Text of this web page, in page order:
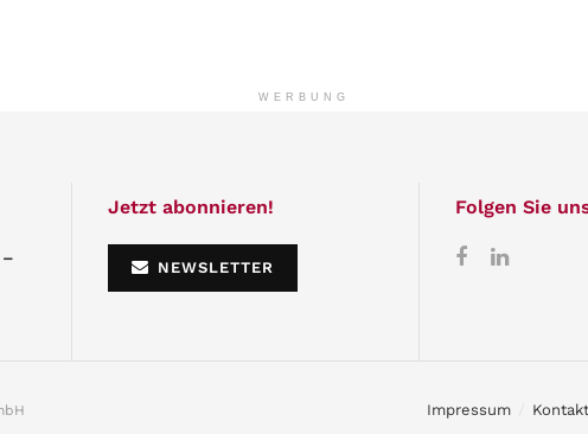
WERBUNG
–
Jetzt abonnieren!
NEWSLETTER
Folgen Sie
Impressum Kontakt